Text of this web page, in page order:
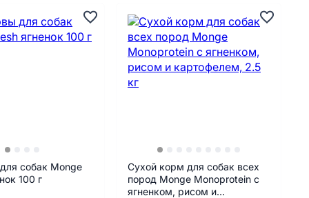
собак Monge
100 г
Сухой корм для собак всех
пород Monge Monoprotein с
ягненком, рисом и